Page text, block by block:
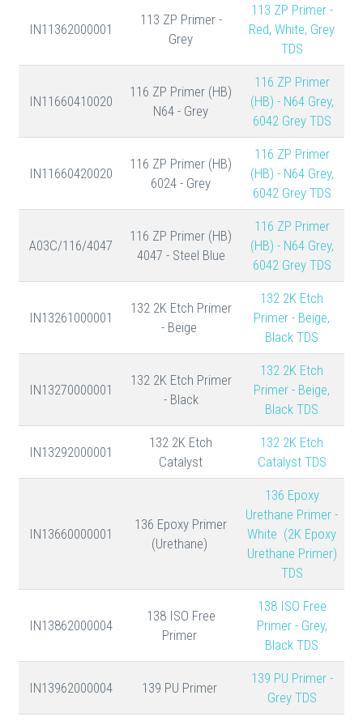
IN11362000001
113 ZP Primer -
Grey
113 ZP Primer -
Red, White, Grey
TDS
IN11660410020
116 ZP Primer (HB)
N64 - Grey
116 ZP Primer
(HB) - N64 Grey,
6042 Grey TDS
IN11660420020
116 ZP Primer (HB)
6024 - Grey
116 ZP Primer
(HB) - N64 Grey,
6042 Grey TDS
A03C/116/4047
116 ZP Primer (HB)
4047 - Steel Blue
116 ZP Primer
(HB) - N64 Grey,
6042 Grey TDS
IN13261000001
132 2K Etch Primer
- Beige
132 2K Etch
Primer - Beige,
Black TDS
IN13270000001
132 2K Etch Primer
- Black
132 2K Etch
Primer - Beige,
Black TDS
IN13292000001
132 2K Etch
Catalyst
132 2K Etch
Catalyst TDS
IN13660000001
136 Epoxy Primer
(Urethane)
136 Epoxy
Urethane Primer -
White (2K Epoxy
Urethane Primer)
TDS
IN13862000004
138 ISO Free
Primer
138 ISO Free
Primer - Grey,
Black TDS
IN13962000004 139 PU Primer
139 PU Primer -
Grey TDS